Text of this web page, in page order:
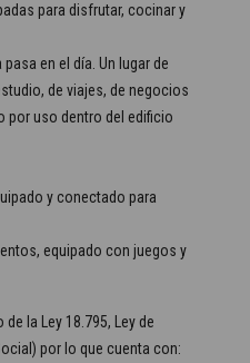
para disfrutar, cocinar y
en el día. Un lugar de
de viajes, de negocios
por uso dentro del edificio
y conectado para
equipado con juegos y
la Ley 18.795, Ley de
por lo que cuenta con: